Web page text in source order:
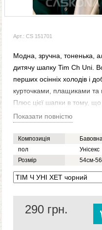
Арт.: CS 151701
Модна, зручна, тоненька,
дитячу шапку Tim Ch Uni.
перших осінніх холодів і
курточками, плащиками та
Плюс цієї шапки в тому, що
можна, як зі стоячою
пряжі, тому ви можете її
що вона втратить колір або
Модель Tim Ch Uni
купити її як для свого
замовлення прямо зараз і
доставимо до будь-якого
Показати повністю
Композиція
пол
Унісекс
Розмір
54см-
290 грн.